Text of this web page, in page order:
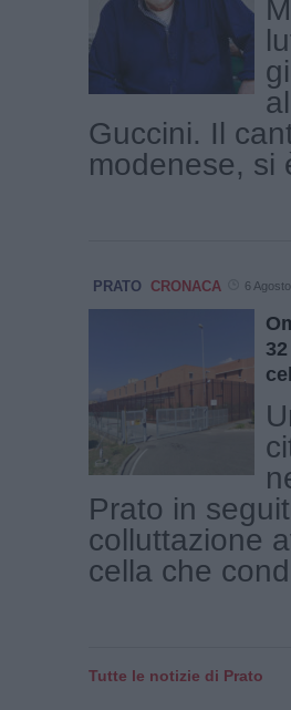
Guccini. Il
modenese, si
PRATO CRONACA 6
Prato in
colluttazione
cella che
Tutte le notizie di Prato